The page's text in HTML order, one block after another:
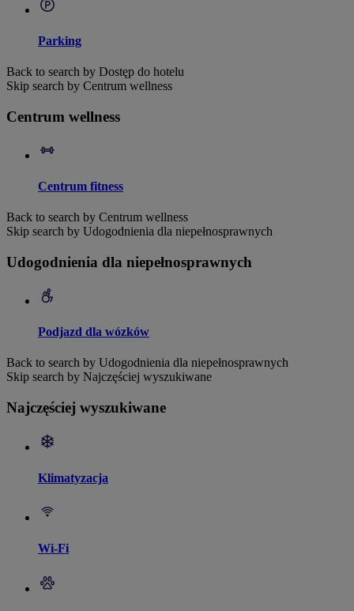
Parking
Back to search by Dostęp do hotelu
Skip search by Centrum wellness
Centrum wellness
Centrum fitness
Back to search by Centrum wellness
Skip search by Udogodnienia dla niepełnosprawnych
Udogodnienia dla niepełnosprawnych
Podjazd dla wózków
Back to search by Udogodnienia dla niepełnosprawnych
Skip search by Najczęściej wyszukiwane
Najczęściej wyszukiwane
Klimatyzacja
Wi-Fi